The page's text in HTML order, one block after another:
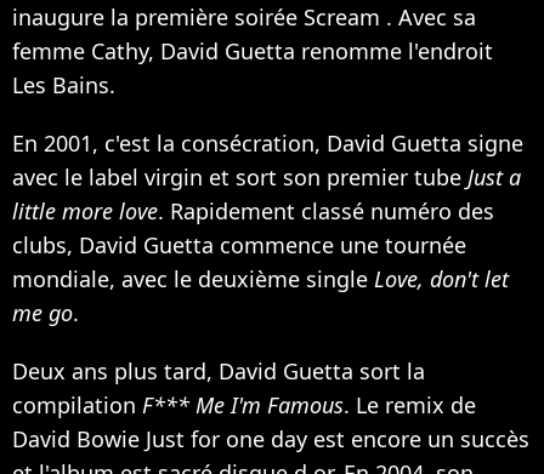
inaugure la première soirée Scream . Avec sa
femme Cathy, David Guetta renomme l'endroit
Les Bains.
En 2001, c'est la consécration, David Guetta signe
avec le label virgin et sort son premier tube Just a
little more love. Rapidement classé numéro des
clubs, David Guetta commence une tournée
mondiale, avec le deuxième single Love, don't let
me go.
Deux ans plus tard, David Guetta sort la
compilation F*** Me I'm Famous. Le remix de
David Bowie Just for one day est encore un succès